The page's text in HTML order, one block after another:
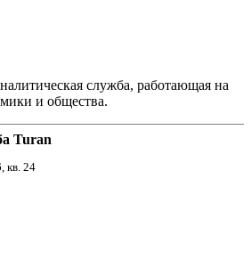
служба, работающая на
и общества.
Turan
кв. 24